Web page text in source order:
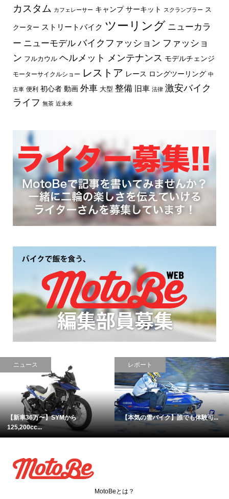
カスタム カフェレーサー キャンプ サーキット スクランブラー ス
クーター ストリートバイク ツーリング ニューカラ
ー ニューモデル バイクファッション ファッショ
ン フルカウル ヘルメット メンテナンス モデルチェンジ
モーターサイクルショー レストア レース ロングツーリング 中
古車 便利 初心者 動画 外車 大型 整備 旧車 法律 激安バイク
ライフ 無茶 近未来
グルメ
完璧なハンバーガが食べられる！...
ニュース
【カフェレーサー的ダークホース...
MotoBeとは？